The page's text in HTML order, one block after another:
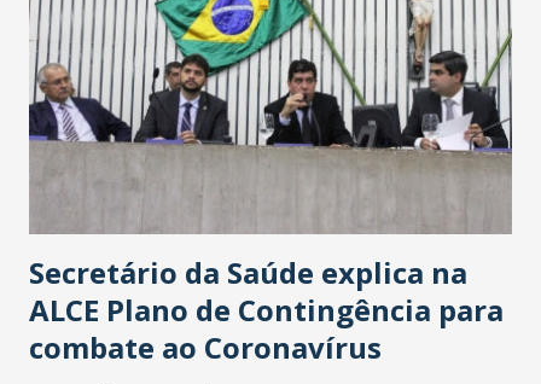
Secretário da Saúde explica na
ALCE Plano de Contingência para
combate ao Coronavírus